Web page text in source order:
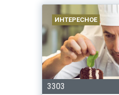
ИНТЕРЕСНОЕ
3303